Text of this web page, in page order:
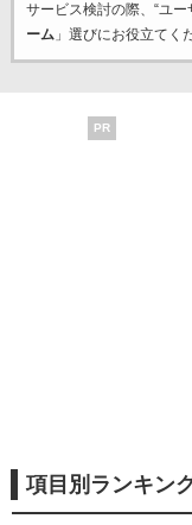
サービス検討の際、“ユ
ーム」選びにお役立てく
PR
項目別ランキン